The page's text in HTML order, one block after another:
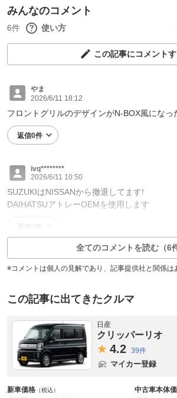
みんなのコメント
6件 使い方
この記事にコメント
やま
2026/6/11 18:12
フロントグリルのデザインがN-BOX風になっ
返信0件
ivq********
2026/6/11 10:50
SUZUKIはNISSANから撤退してます!
DAIHATSUアトレーOEMを使用します
全てのコメントを読む（6
※コメントは個人の見解であり、記事提供社と関係は
この記事に出てきたクルマ
日産
クリッパーリオ
4.2 39件
マイカー登録
新車価格 （税込） 中古車本体